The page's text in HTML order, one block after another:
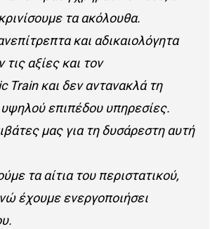
τα ακόλουθα.
και αδικαιολόγητα
αξίες και τον
και δεν αντανακλά τη
επιπέδου υπηρεσίες.
μας για τη δυσάρεστη αυτή
τα αίτια του περιστατικού,
έχουμε ενεργοποιήσει